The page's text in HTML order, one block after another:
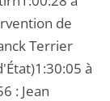
de
Terrier
à
: Jean